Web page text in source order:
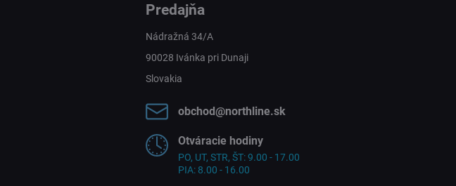
Predajňa
Nádražná 34/A
90028 Ivánka pri Dunaji
Slovakia
obchod​@northline​.sk
Otváracie hodiny
PO, UT, STR, ŠT: 9.00 - 17.00
PIA: 8.00 - 16.00